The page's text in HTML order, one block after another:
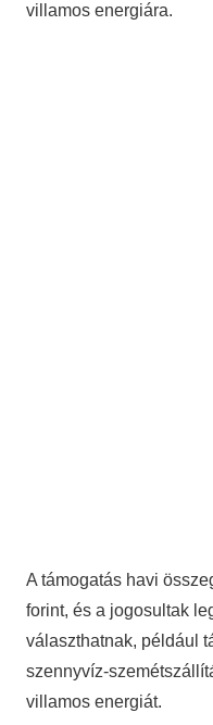
villamos energiára.
A támogatás havi
forint, és a jogosultak
választhatnak, például
szennyvíz-
villamos energiát.